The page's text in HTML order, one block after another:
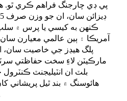
پي ڊي چارجنگ فراهم ڪري
ڪنهن به کيسي يا پرس ۾
آمريڪا ۽ ٻين عالمي معيارن
پلگ هيڊز جي خاصيت سان،
مارڪيٽن لاءِ سخت حفاظتي
بلٽ ان انٽيليجنٽ
هائوسنگ ۾ بند ٿيل پريشاني